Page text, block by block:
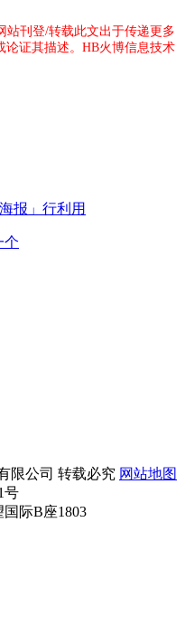
站刊登/转载此文出于传递更多
论证其描述。HB火博信息技术
报」行利用
个
限公司 转载必究 网站地图
号
际B座1803